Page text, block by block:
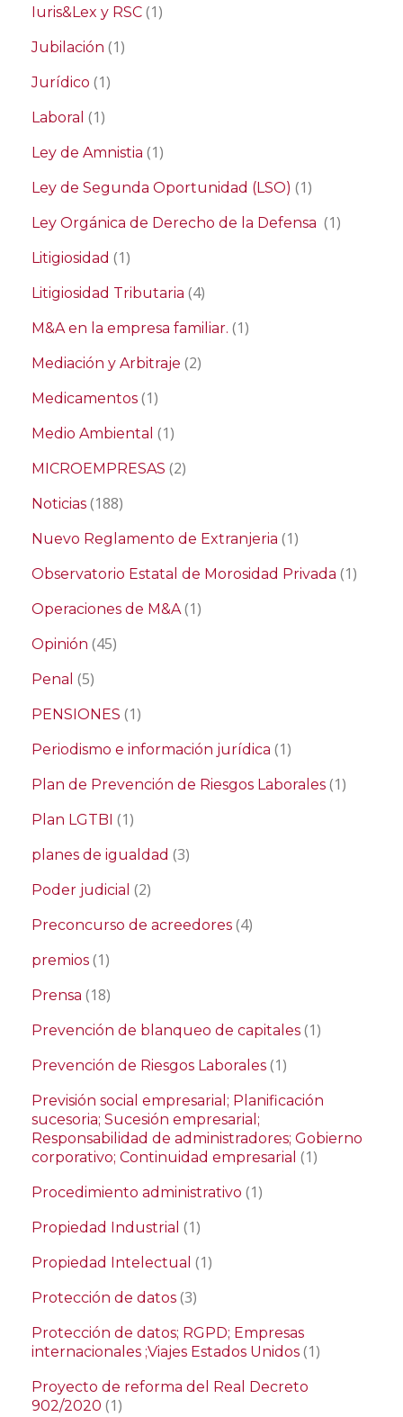
Iuris&Lex y RSC (1)
Jubilación (1)
Jurídico (1)
Laboral (1)
Ley de Amnistia (1)
Ley de Segunda Oportunidad (LSO) (1)
Ley Orgánica de Derecho de la Defensa (1)
Litigiosidad (1)
Litigiosidad Tributaria (4)
M&A en la empresa familiar. (1)
Mediación y Arbitraje (2)
Medicamentos (1)
Medio Ambiental (1)
MICROEMPRESAS (2)
Noticias (188)
Nuevo Reglamento de Extranjeria (1)
Observatorio Estatal de Morosidad Privada (1)
Operaciones de M&A(1)
Opinión (45)
Penal (5)
PENSIONES (1)
Periodismo e información jurídica (1)
Plan de Prevención de Riesgos Laborales (1)
Plan LGTBI (1)
planes de igualdad (3)
Poder judicial (2)
Preconcurso de acreedores (4)
premios (1)
Prensa (18)
Prevención de blanqueo de capitales (1)
Prevención de Riesgos Laborales (1)
Previsión social empresarial; Planificación
sucesoria; Sucesión empresarial;
Responsabilidad de administradores; Gobierno
corporativo; Continuidad empresarial (1)
Procedimiento administrativo (1)
Propiedad Industrial (1)
Propiedad Intelectual (1)
Protección de datos (3)
Protección de datos; RGPD; Empresas
internacionales ;Viajes Estados Unidos (1)
Proyecto de reforma del Real Decreto
902/2020 (1)